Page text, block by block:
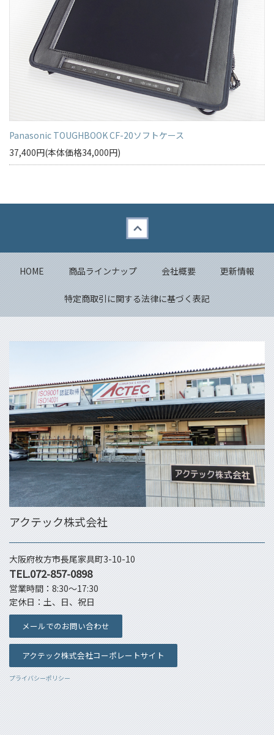
Panasonic TOUGHBOOK CF-20ソフトケース
37,400円(本体価格34,000円)
HOME 商品ラインナップ 会社概要 更新情報
特定商取引に関する法律に基づく表記
アクテック株式会社
大阪府枚方市長尾家具町3-10-10
TEL.072-857-0898
営業時間：8:30～17:30
定休日：土、日、祝日
メールでのお問い合わせ
アクテック株式会社コーポレートサイト
プライバシーポリシー
Back to top